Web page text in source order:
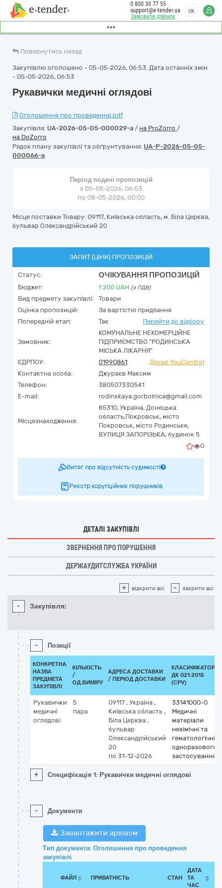
Замовити дзвінок
0 800 30 77 55
support@e-tender.ua
UK
Повернутись назад
Закупівлю оголошено - 05-05-2026, 06:53. Дата останніх змін
- 05-05-2026, 06:53
Рукавички медичні оглядові
Оголошення про проведення.pdf
Закупівля: UA-2026-05-05-000029-a / на ProZorro /
на DoZorro
Рядок плану закупівлі та обґрунтування: UA-P-2026-05-05-
000066-a
Період подачі пропозицій
з 05-05-2026, 06:53
по 08-05-2026, 00:00
Місце поставки Товару: 09117, Київська область, м. Біла Церква,
бульвар Олександрійський 20
ЗАПИТ (ЦІНИ) ПРОПОЗИЦІЙ
Статус: ОЧІКУВАННЯ ПРОПОЗИЦІЙ
Бюджет: 1 200 UAH (з ПДВ)
Вид предмету закупівлі:
Товари
Оцінка пропозицій:
За вартістю придбання
Попередній етап:
Так Перейти до відбору
Замовник:
КОМУНАЛЬНЕ НЕКОМЕРЦІЙНЕ
ПІДПРИЄМСТВО "РОДИНСЬКА
МІСЬКА ЛІКАРНЯ"
ЄДРПОУ:
01990861
Досьє YouControl
Контактна особа:
Джураєв Максим
Телефон:
380507330541
E-mail:
rodinskaya.gorbolnica@gmail.com
Місцезнаходження:
85310, Україна, Донецька
область,Покровськ, місто
Покровськ, місто Родинське,
ВУЛИЦЯ ЗАПОРІЗЬКА, будинок 5
0
Витяг про відсутність судимості
Реєстр корупційних порушників
ДЕТАЛІ ЗАКУПІВЛІ
ЗВЕРНЕННЯ ПРО ПОРУШЕННЯ
ДЕРЖАУДИТСЛУЖБА УКРАЇНИ
+ відкрити всі - закрити всі
- Закупівля:
- Позиції
КОНКРЕТНА
НАЗВА
ПРЕДМЕТА
ЗАКУПІВЛІ
КІЛЬКІСТЬ
/
ОД.ВИМІРУ
АДРЕСА ДОСТАВКИ
/ ПЕРІОД ДОСТАВКИ
КЛАСИФІКАТОР
ДК 021:2015
(CPV)
Рукавички
медичні
оглядові
5
пара
09117 , Україна ,
Київська область ,
Біла Церква ,
бульвар
Олександрійський
20
по 31-12-2026
33141000-0
Медичні
матеріали
нехімічні та
гематологічні
одноразового
застосування
+ Специфікація 1: Рукавички медичні оглядові
- Документи
Завантажити архівом
Тип документа: Оголошення про проведення
закупівлі
ФАЙЛ ПРИВАТНІСТЬ СТАН
ДАТА
ТА
ЧАС